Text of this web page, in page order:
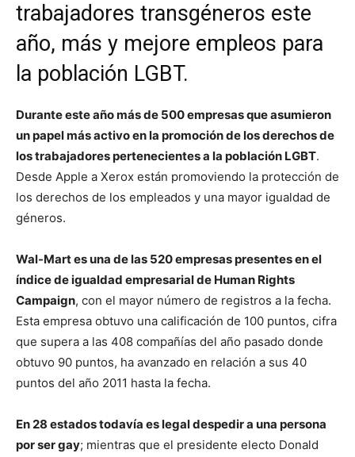
trabajadores transgéneros este
año, más y mejore empleos para
la población LGBT.
Durante este año más de 500 empresas que asumieron
un papel más activo en la promoción de los derechos de
los trabajadores pertenecientes a la población LGBT.
Desde Apple a Xerox están promoviendo la protección de
los derechos de los empleados y una mayor igualdad de
géneros.
Wal-Mart es una de las 520 empresas presentes en el
índice de igualdad empresarial de Human Rights
Campaign, con el mayor número de registros a la fecha.
Esta empresa obtuvo una calificación de 100 puntos, cifra
que supera a las 408 compañías del año pasado donde
obtuvo 90 puntos, ha avanzado en relación a sus 40
puntos del año 2011 hasta la fecha.
En 28 estados todavía es legal despedir a una persona
por ser gay; mientras que el presidente electo Donald